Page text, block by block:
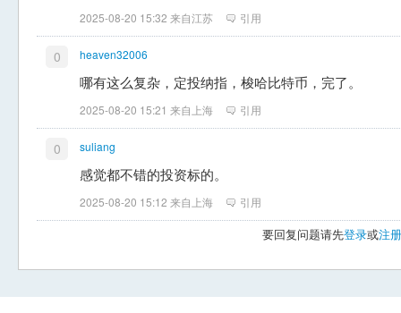
2025-08-20 15:32 来自江苏 引用
0 heaven32006
哪有这么复杂，定投纳指，梭哈比特币，完了。
2025-08-20 15:21 来自上海 引用
0 suliang
感觉都不错的投资标的。
2025-08-20 15:12 来自上海 引用
要回复问题请先登录或注册